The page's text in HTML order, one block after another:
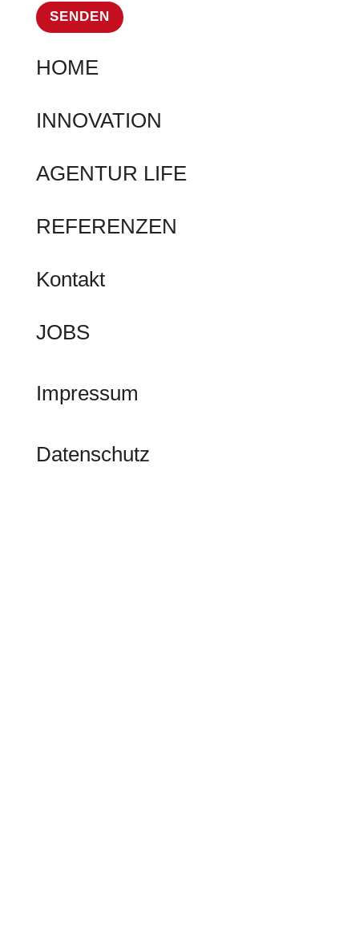
SENDEN
HOME
INNOVATION
AGENTUR LIFE
REFERENZEN
Kontakt
JOBS
Impressum
Datenschutz